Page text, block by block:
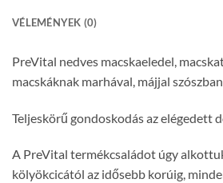
VÉLEMÉNYEK (0)
PreVital nedves macskaeledel,
macskáknak marhával, májjal
Teljeskörű gondoskodás az elégedett
A PreVital termékcsaládot úgy
kölyökcicától az idősebb korúig,